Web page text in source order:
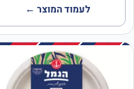
לעמוד המוצר ←